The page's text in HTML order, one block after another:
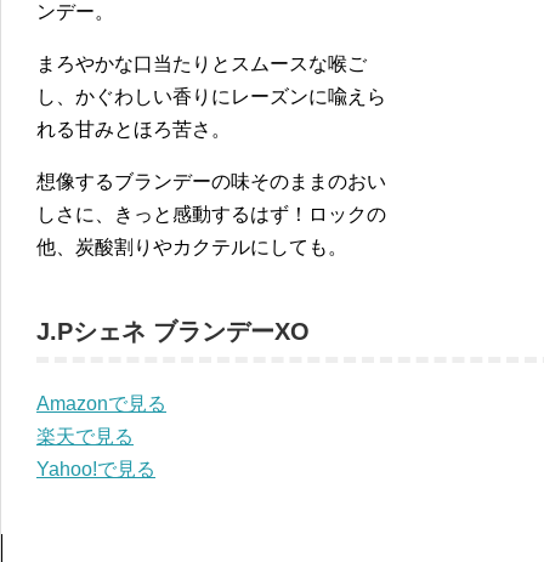
ンデー。
まろやかな口当たりとスムースな喉ご
し、かぐわしい香りにレーズンに喩えら
れる甘みとほろ苦さ。
想像するブランデーの味そのままのおい
しさに、きっと感動するはず！ロックの
他、炭酸割りやカクテルにしても。
J.Pシェネ ブランデーXO
Amazonで見る
楽天で見る
Yahoo!で見る